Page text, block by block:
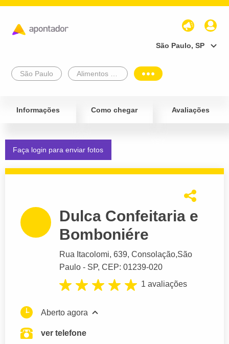
São Paulo, SP
São Paulo
Informações Como chegar Avaliações
Faça login para enviar fotos
Dulca Confeitaria e
Bomboniére
Rua Itacolomi, 639, Consolação,São
Paulo - SP, CEP: 01239-020
1 avaliações
Aberto agora
ver telefone